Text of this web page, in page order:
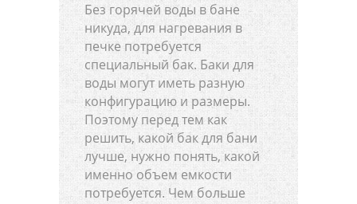
Без горячей воды в бане
никуда, для нагревания в
печке потребуется
специальный бак. Баки для
воды могут иметь разную
конфигурацию и размеры.
Поэтому перед тем как
решить, какой бак для бани
лучше, нужно понять, какой
именно объем емкости
потребуется. Чем больше